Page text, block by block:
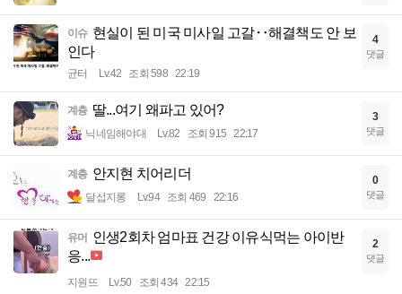
이슈 현실이 된 미국 미사일 고갈‥해결책도 안 보
인다
균터 Lv.42 조회 598 22:19
4
댓글
계층 딸...여기 왜파고 있어?
닉네임해야대 Lv.82 조회 915 22:17
3
댓글
계층 안지현 치어리더
달섭지롱 Lv.94 조회 469 22:16
0
댓글
유머 인생2회차 엄마표 건강 이유식먹는 아이반
응...
지원뜨 Lv.50 조회 434 22:15
2
댓글